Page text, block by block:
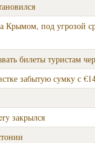
Крымом, под угрозой
билеты туристам
забытую сумку с
закрылся